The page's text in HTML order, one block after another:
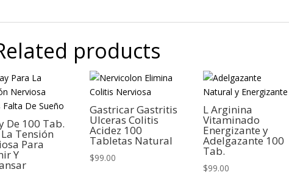
products
De 100 Tab.
Tensión
Para
Y
Gastricar Gastritis
Ulceras Colitis
Acidez 100
Tabletas Natural
$99.00
L Arginina
Vitaminado
Energizante y
Adelgazante 100
Tab.
$99.00